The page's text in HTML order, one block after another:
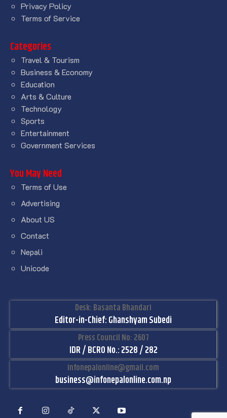
Privacy Policy
Terms of Service
Categories
Travel & Tourism
Business & Economy
Education
Arts & Culture
Technology
Sports
Entertainment
Government Services
You May Need
Terms of Use
Advertising
About US
Contact
Nepali
Unicode
Desk: Basanta Bhandari
Editor-in-Chief: Ghanshyam Subedi
Press Council No: 2607
IDR / BCRO No.: 2528 / 282
infonepalonline@gmail.com
business@infonepalonline.com.np